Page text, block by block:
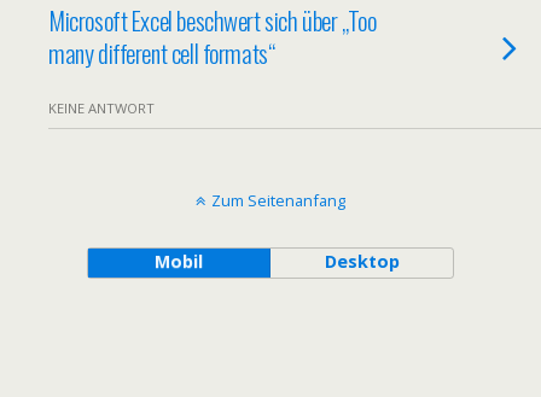
Microsoft Excel beschwert sich über „Too
many different cell formats“
KEINE ANTWORT
Zum Seitenanfang
Mobil Desktop